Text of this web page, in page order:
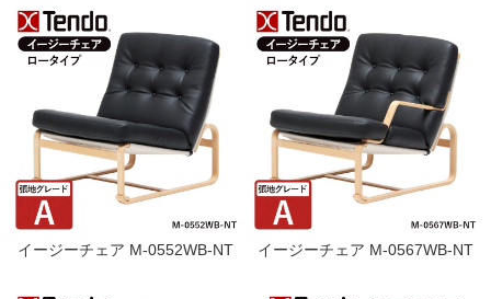
イージーチェア M-0552WB-NT イージーチェア M-0567WB-NT